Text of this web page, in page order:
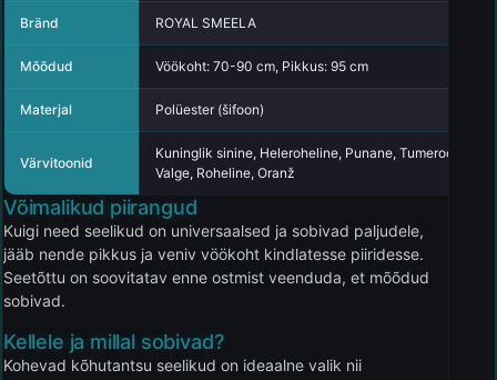
Bränd ROYAL SMEELA
Mõõdud Vöökoht: 70-90 cm, Pikkus: 95 cm
Materjal Polüester (šifoon)
Värvitoonid
Kuninglik sinine, Heleroheline, Punane, Tumeroosa,
Valge, Roheline, Oranž
Võimalikud piirangud
Kuigi need seelikud on universaalsed ja sobivad paljudele,
jääb nende pikkus ja veniv vöökoht kindlatesse piiridesse.
Seetõttu on soovitatav enne ostmist veenduda, et mõõdud
sobivad.
Kellele ja millal sobivad?
Kohevad kõhutantsu seelikud on ideaalne valik nii